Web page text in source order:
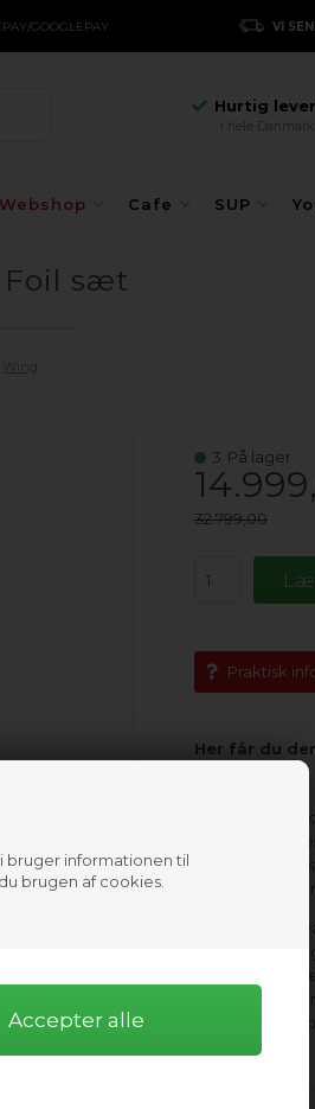
bruger informationen til
brugen af cookies.
GOOGLEPAY VI
Hurtig
Hurtig
i hele Danmark
i hele Danmark
Webshop Cafe SUP
Foil sæt
3 På lager
32.799,00
Praktisk
Her får du
Dette sæt gør
meget bedre
"dræber" din
rigtigt kom i
Board -
Foil -
Wing -
Taske
Leash